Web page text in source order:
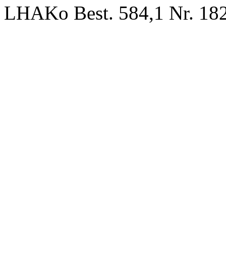
LHAKo Best. 584,1 Nr.